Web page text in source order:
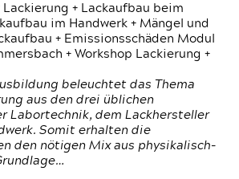
+ Lackaufbau beim
im Handwerk + Mängel und
+ Emissionsschäden Modul
+ Workshop Lackierung +
beleuchtet das Thema
aus den drei üblichen
Labortechnik, dem Lackhersteller
Somit erhalten die
den nötigen Mix aus physikalisch-